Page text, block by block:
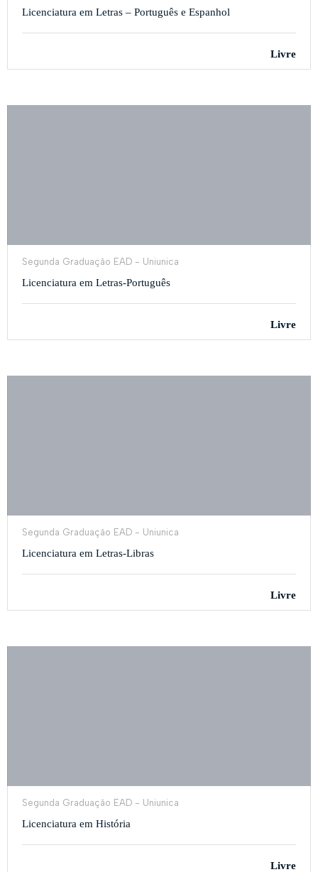
Licenciatura em Letras – Português e Espanhol
Livre
Segunda Graduação EAD - Uniunica
Licenciatura em Letras-Português
Livre
Segunda Graduação EAD - Uniunica
Licenciatura em Letras-Libras
Livre
Segunda Graduação EAD - Uniunica
Licenciatura em História
Livre